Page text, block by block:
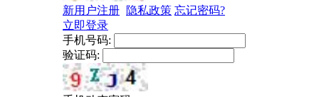
新用户注册 隐私政策 忘记密码?
立即登录
手机号码:
验证码: